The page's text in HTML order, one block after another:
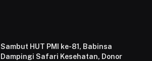
Sambut HUT PMI ke-81, Babinsa
Dampingi Safari Kesehatan, Donor